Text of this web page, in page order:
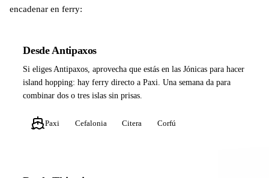
encadenar en ferry:
Desde Antipaxos
Si eliges Antipaxos, aprovecha que estás en las Jónicas para hacer
island hopping: hay ferry directo a Paxi. Una semana da para
combinar dos o tres islas sin prisas.
Paxi Cefalonia Citera Corfú